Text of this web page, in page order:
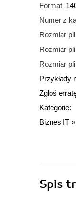
Format:
Numer z
Rozmiar
Rozmiar
Rozmiar
Przykłady
Zgłoś
Kategorie:
Biznes IT »
Spis